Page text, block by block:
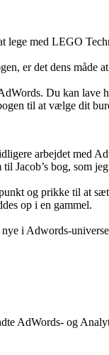
lege med LEGO
er det dens måde
Du kan lave
til at vælge dit
arbejdet med
Jacob’s bog, som
og prikke til at
op i en gammel.
i Adwords-
AdWords- og